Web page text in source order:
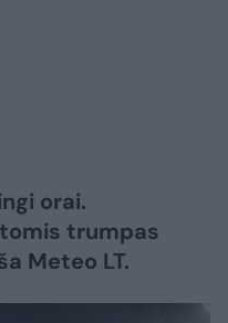
orai.
trumpas
Meteo LT.